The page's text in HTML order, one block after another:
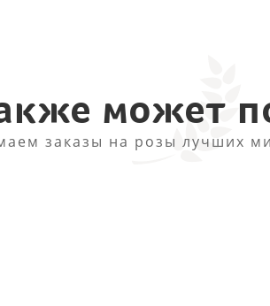
может
заказы на розы лучших